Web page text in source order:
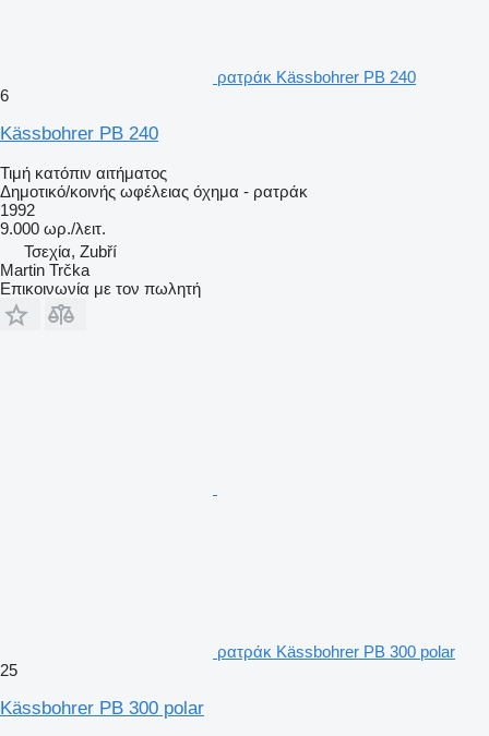
ρατράκ Kässbohrer PB 240
6
Kässbohrer PB 240
Τιμή κατόπιν αιτήματος
Δημοτικό/κοινής ωφέλειας όχημα - ρατράκ
1992
9.000 ωρ./λειτ.
Τσεχία, Zubří
Martin Trčka
Επικοινωνία με τον πωλητή
ρατράκ Kässbohrer PB 300 polar
25
Kässbohrer PB 300 polar